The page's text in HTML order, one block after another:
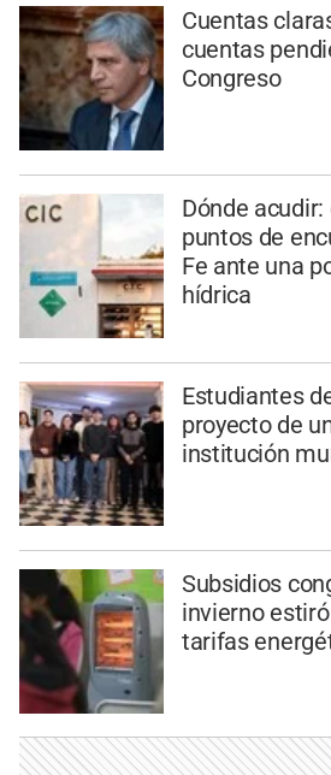
Cuentas
cuentas
Congreso
Dónde
puntos de
Fe ante una
hídrica
Estudiantes
proyecto de
institución
Subsidios
invierno
tarifas